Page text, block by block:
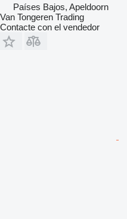
Países Bajos, Apeldoorn
Van Tongeren Trading
Contacte con el vendedor